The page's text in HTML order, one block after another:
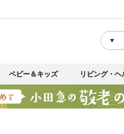
ベビー＆キッズ リビング・